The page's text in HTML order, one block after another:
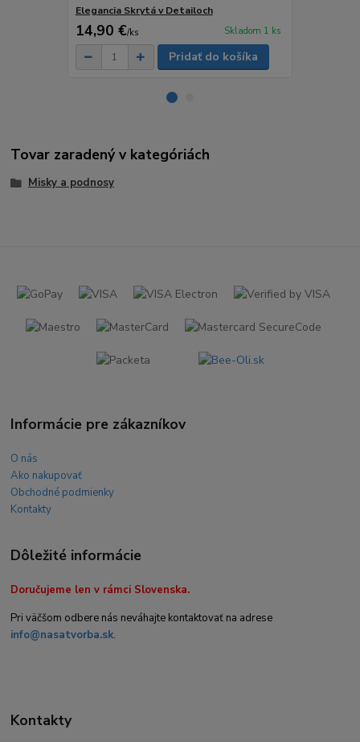
Elegancia Skrytá v Detailoch
14,90 €/ks Skladom 1 ks
Pridať do košíka
Tovar zaradený v kategóriách
Misky a podnosy
Informácie pre zákazníkov
O nás
Ako nakupovať
Obchodné podmienky
Kontakty
Dôležité informácie
Doručujeme len v rámci Slovenska.
Pri väčšom odbere nás neváhajte kontaktovať na adrese
info@nasatvorba.sk.
Kontakty